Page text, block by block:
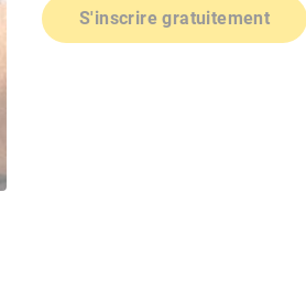
S'inscrire gratuitement